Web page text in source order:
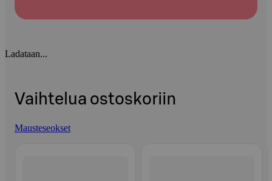
Ladataan...
Vaihtelua ostoskoriin
Mausteseokset